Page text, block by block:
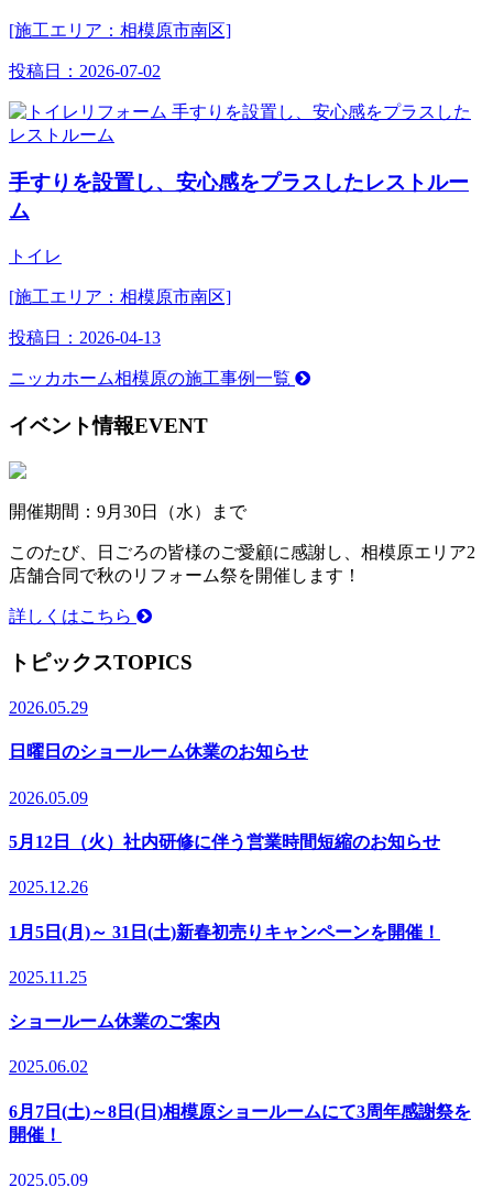
[施工エリア：相模原市南区]
投稿日： 2026-07-02
手すりを設置し、安心感をプラスしたレストルー
ム
トイレ
[施工エリア：相模原市南区]
投稿日： 2026-04-13
ニッカホーム相模原の施工事例一覧
イベント情報EVENT
開催期間：9月30日（水）まで
このたび、日ごろの皆様のご愛顧に感謝し、相模原エリア2
店舗合同で秋のリフォーム祭を開催します！
詳しくはこちら
トピックスTOPICS
2026.05.29
日曜日のショールーム休業のお知らせ
2026.05.09
5月12日（火）社内研修に伴う営業時間短縮のお知らせ
2025.12.26
1月5日(月)～ 31日(土)新春初売りキャンペーンを開催！
2025.11.25
ショールーム休業のご案内
2025.06.02
6月7日(土)～8日(日)相模原ショールームにて3周年感謝祭を
開催！
2025.05.09